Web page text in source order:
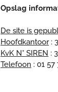
Opslag
De site is
Hoofdkantoor:
KvK N° SIREN :
Telefoon : 01 57